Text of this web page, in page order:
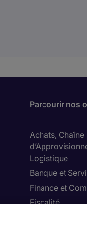
Parcourir nos
Achats, Chaîne
Logistique
Banque et
Finance et
Fiscalité
Immobilier et